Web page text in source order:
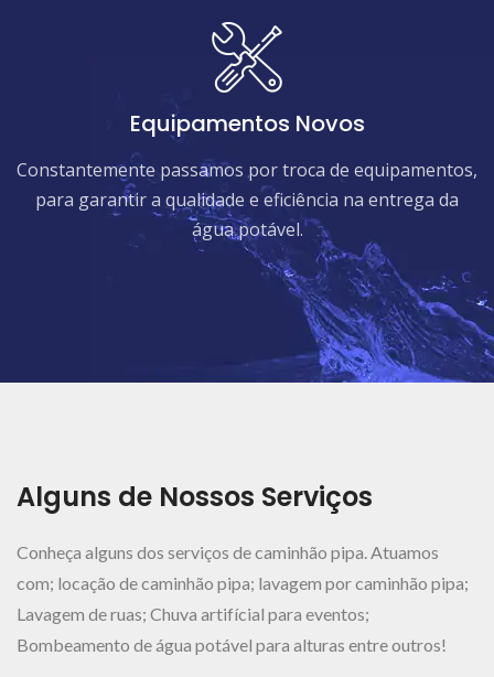
Equipamentos Novos
Constantemente passamos por troca de equipamentos,
para garantir a qualidade e eficiência na entrega da
água potável.
Alguns de Nossos Serviços
Conheça alguns dos serviços de caminhão pipa. Atuamos
com; locação de caminhão pipa; lavagem por caminhão pipa;
Lavagem de ruas; Chuva artifícial para eventos;
Bombeamento de água potável para alturas entre outros!